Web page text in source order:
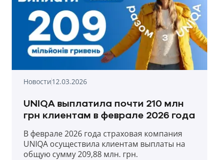
Новости12.03.2026
UNIQA выплатила почти 210 млн
грн клиентам в феврале 2026 года
В феврале 2026 года страховая компания
UNIQA осуществила клиентам выплаты на
общую сумму 209,88 млн. грн.